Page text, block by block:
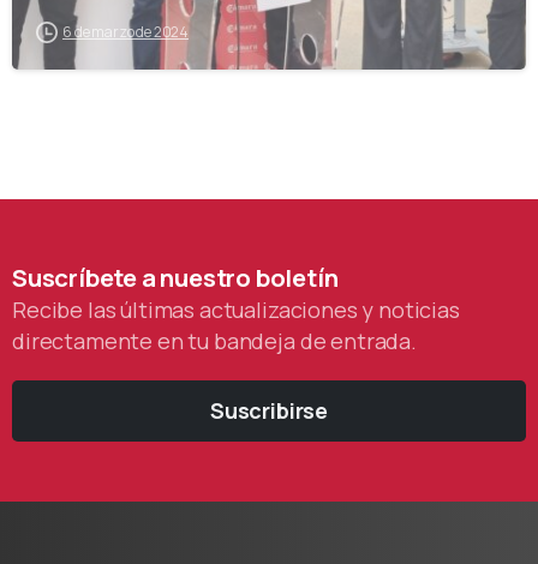
6 de marzo de 2024
Suscríbeteanuestro boletín
Recibe las últimas actualizaciones y noticias
directamente en tu bandeja de entrada.
Suscribirse